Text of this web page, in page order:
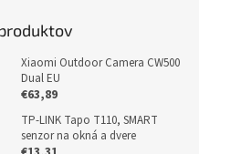
Xiaomi Outdoor Camera CW500
Dual EU
€63,89
TP-LINK Tapo T110, SMART
senzor na okná a dvere